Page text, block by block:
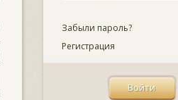
Забыли пароль?
Регистрация